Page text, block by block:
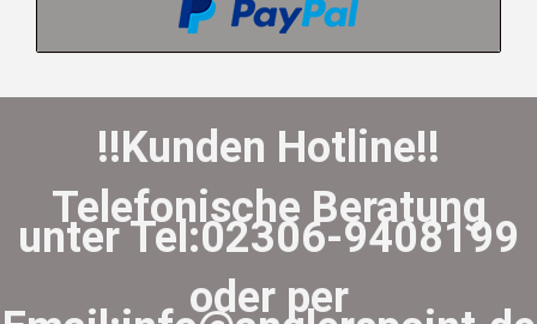
!!Kunden Hotline!!
Telefonische Beratung
unter Tel:02306-9408199
oder per